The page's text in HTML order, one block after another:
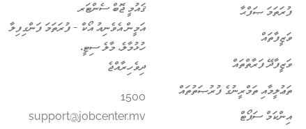
ފުރަތަމަ ޞަފްޙާ
ވަޒީފާތައް
ވަޒީފާދޭ ފަރާތްތައް
ތަޢުލީމާއި ތަމްރީނުގެ ފުރުޞަތުތައް
އިންކަމް ސަޕޯޓް
ޤައުމީ ޖޮބް ސެންޓަރ
އަމީން އެވެނިއު އޯކް - ފުރަތަމަ ފަންގިފިލާ
ހުޅުމާލެ، މާލެ ސިޓީ،
ދިވެހިރާއްޖެ
1500
support@jobcenter.mv